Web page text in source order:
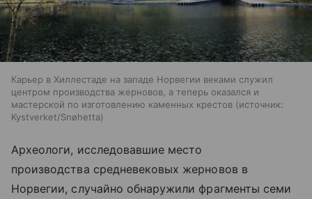
Карьер в Хиллестаде на западе Норвегии веками служил
центром производства жерновов, а теперь оказался и
мастерской по изготовлению каменных крестов
источник:
Kystverket/Snøhetta
Археологи, исследовавшие место
производства средневековых жерновов в
Норвегии, случайно обнаружили фрагменты семи